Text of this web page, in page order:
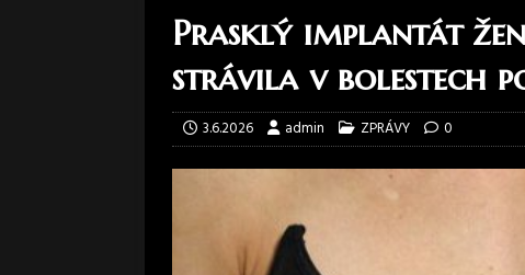
Prasklý implantát
strávila v bolestech
3.6.2026 admin ZPRÁVY 0